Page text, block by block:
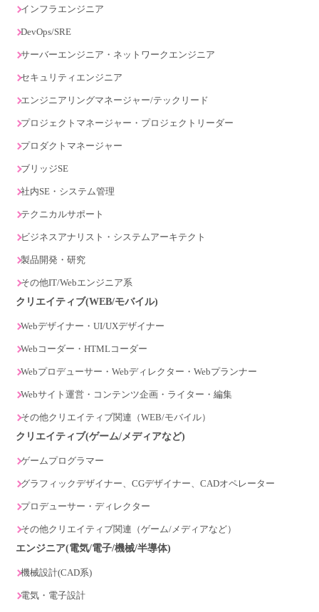
インフラエンジニア
DevOps/SRE
サーバーエンジニア・ネットワークエンジニア
セキュリティエンジニア
エンジニアリングマネージャー/テックリード
プロジェクトマネージャー・プロジェクトリーダー
プロダクトマネージャー
ブリッジSE
社内SE・システム管理
テクニカルサポート
ビジネスアナリスト・システムアーキテクト
製品開発・研究
その他IT/Webエンジニア系
クリエイティブ(WEB/モバイル)
Webデザイナー・UI/UXデザイナー
Webコーダー・HTMLコーダー
Webプロデューサー・Webディレクター・Webプランナー
Webサイト運営・コンテンツ企画・ライター・編集
その他クリエイティブ関連（WEB/モバイル）
クリエイティブ(ゲーム/メディアなど)
ゲームプログラマー
グラフィックデザイナー、CGデザイナー、CADオペレーター
プロデューサー・ディレクター
その他クリエイティブ関連（ゲーム/メディアなど）
エンジニア(電気/電子/機械/半導体)
機械設計(CAD系)
電気・電子設計